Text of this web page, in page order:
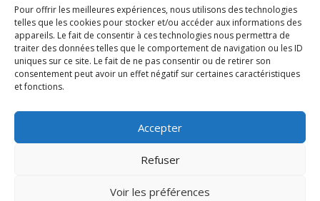
Pour offrir les meilleures expériences, nous utilisons des technologies
telles que les cookies pour stocker et/ou accéder aux informations des
appareils. Le fait de consentir à ces technologies nous permettra de
traiter des données telles que le comportement de navigation ou les ID
uniques sur ce site. Le fait de ne pas consentir ou de retirer son
consentement peut avoir un effet négatif sur certaines caractéristiques
et fonctions.
Accepter
Refuser
Voir les préférences
expérience du management et une
Pourquoi la gestion locative devient un
levier stratégique pour valoriser son
Mentions légales